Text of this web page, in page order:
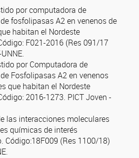
por computadora de
fosfolipasas A2 en venenos de
habitan el Nordeste
F021-2016 (Res 091/17
por Computadora de
Fosfolipasas A2 en venenos
que habitan el Nordeste
2016-1273. PICT Joven -
las interacciones moleculares
químicas de interés
Código:18F009 (Res 1100/18)